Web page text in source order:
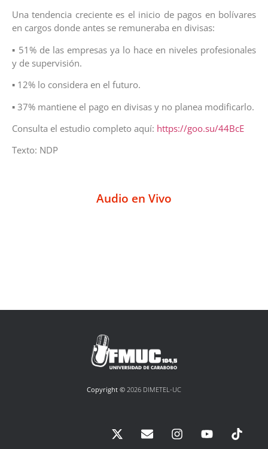
Una tendencia creciente es el inicio de pagos en bolívares
en cargos donde antes se remuneraba en divisas:
▪ 51% de las empresas ya lo hace en niveles profesionales
y de supervisión.
▪ 12% lo considera en el futuro.
▪ 37% mantiene el pago en divisas y no planea modificarlo.
Consulta el estudio completo aquí: https://goo.su/44BcE
Texto: NDP
Audio en Vivo
Copyright © 2026 DIMETEL-UC